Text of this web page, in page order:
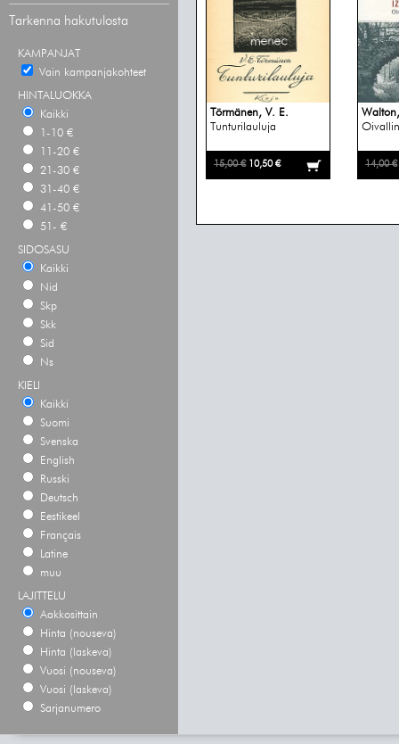
Tarkenna hakutulosta
KAMPANJAT
Vain kampanjakohteet
HINTALUOKKA
Kaikki
1-10 €
11-20 €
21-30 €
31-40 €
41-50 €
51- €
SIDOSASU
Kaikki
Nid
Skp
Skk
Sid
Ns
KIELI
Kaikki
Suomi
Svenska
English
Russki
Deutsch
Eestikeel
Français
Latine
muu
LAJITTELU
Aakkosittain
Hinta (nouseva)
Hinta (laskeva)
Vuosi (nouseva)
Vuosi (laskeva)
Sarjanumero
Törmänen, V. E.
Tunturilauluja
15,00 €10,50 € 14,00 €